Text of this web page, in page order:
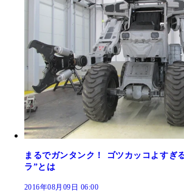
まるでガンタンク！ ゴツカッコよすぎ
ラ”とは
2016年08月09日 06:00